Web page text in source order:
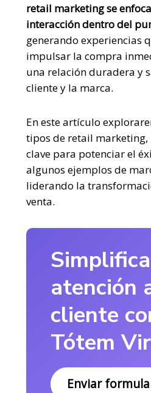
retail marketing se
interacción dentro del
generando experiencias
impulsar la compra
una relación duradera y
cliente y la marca.
En este artículo
tipos de retail marketing,
clave para potenciar el
algunos ejemplos de
liderando la
venta.
atención
cliente
Tótem
Enviar